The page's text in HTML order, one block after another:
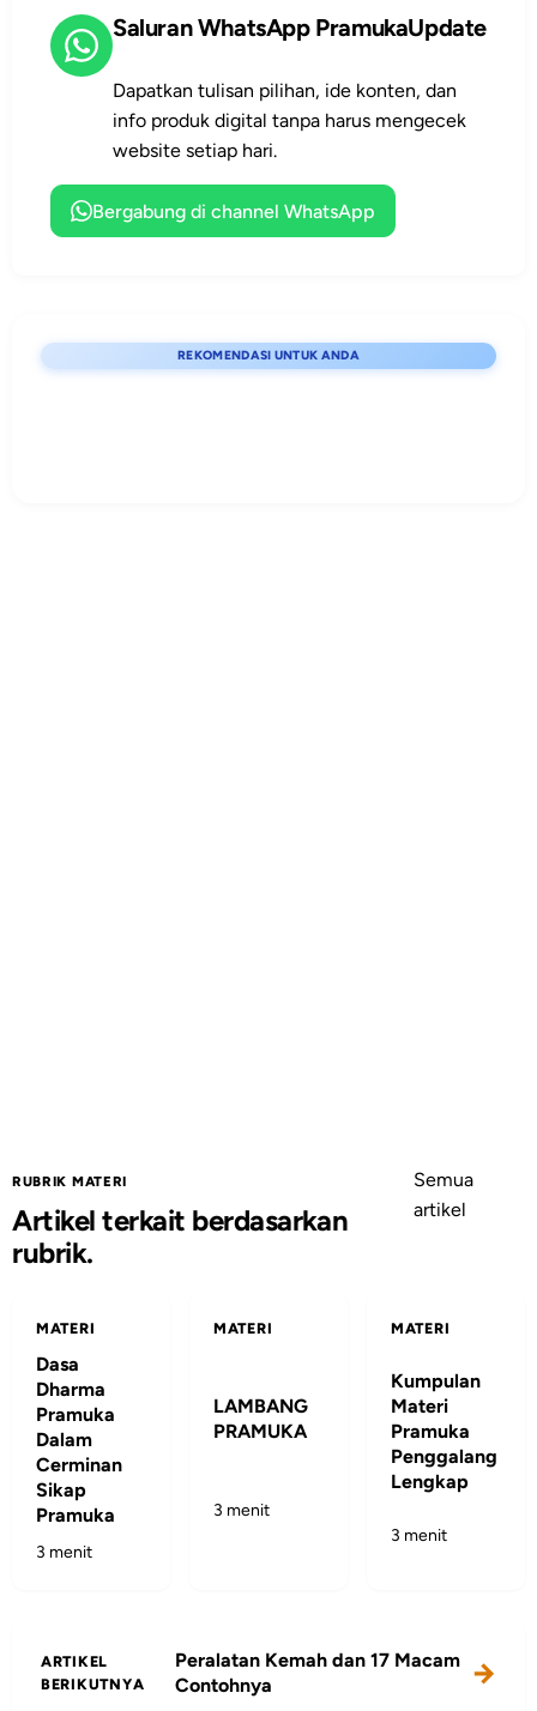
untuk Pramuka
Indonesia saat
ini.
Dewan Racana,
Gudep, Kwartir,
pelatih, dan
inventaris lebih
satuan, dan tim
yang ingin tata
kelola gugus
depan lebih
profesional.
akreditasi, dan
bank soal dalam
dan XLSX yang
mudah diedit.
satuan, dan tim
yang
membutuhkan
dokumen
terstruktur, dan
siap edit.
Saluran WhatsApp PramukaUpdate
Dapatkan tulisan pilihan, ide konten, dan
info produk digital tanpa harus mengecek
website setiap hari.
Bergabung di channel WhatsApp
REKOMENDASI UNTUK ANDA
RUBRIK MATERI
Artikel terkait berdasarkan
rubrik.
Semua
artikel
MATERI
Dasa
Dharma
Pramuka
Dalam
Cerminan
Sikap
Pramuka
3 menit
MATERI
LAMBANG
PRAMUKA
3 menit
MATERI
Kumpulan
Materi
Pramuka
Penggalang
Lengkap
3 menit
ARTIKEL
BERIKUTNYA
Peralatan Kemah dan 17 Macam
Contohnya